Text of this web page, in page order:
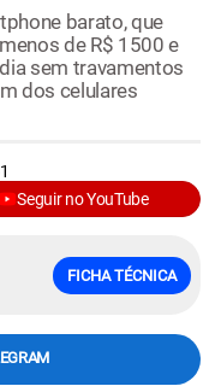
barato, que
de R$ 1500 e
sem travamentos
dos celulares
Seguir no YouTube
FICHA TÉCNICA